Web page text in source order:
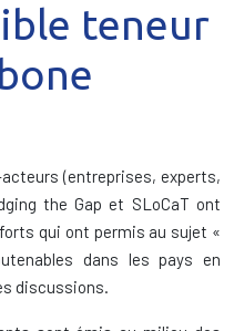
teneur
(entreprises, experts,
the Gap et SLoCaT ont
qui ont permis au sujet «
dans les pays en
discussions.